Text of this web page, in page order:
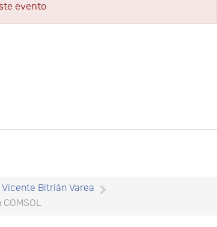
evento
Vicente Bitrián Varea